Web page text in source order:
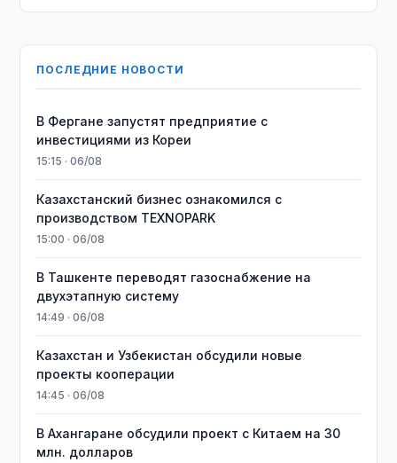
ПОСЛЕДНИЕ НОВОСТИ
В Фергане запустят предприятие с
инвестициями из Кореи
15:15 · 06/08
Казахстанский бизнес ознакомился с
производством TEXNOPARK
15:00 · 06/08
В Ташкенте переводят газоснабжение на
двухэтапную систему
14:49 · 06/08
Казахстан и Узбекистан обсудили новые
проекты кооперации
14:45 · 06/08
В Ахангаране обсудили проект с Китаем на 30
млн. долларов